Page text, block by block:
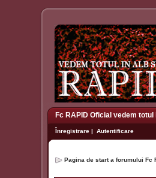
Fc RAPID Oficial vedem
Înregistrare | Autentificare
Pagina de start a forumului Fc